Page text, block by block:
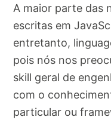
A maior parte das
escritas em
entretanto,
pois nós nos
skill geral de
com o
particular ou